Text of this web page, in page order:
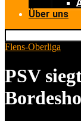
Über uns
Flens-Oberliga
PSV